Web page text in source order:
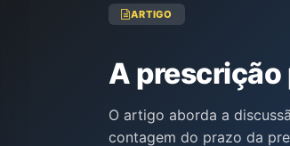
ARTIGO
A prescrição
O artigo aborda a
contagem do prazo da